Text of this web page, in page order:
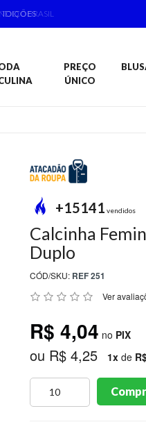
PREÇO
ÚNICO
+15141 vendidos
Calcinha
Duplo
CÓD/SKU: REF 251
Ver
R$ 4,04 no PIX
ou R$ 4,25 1xde